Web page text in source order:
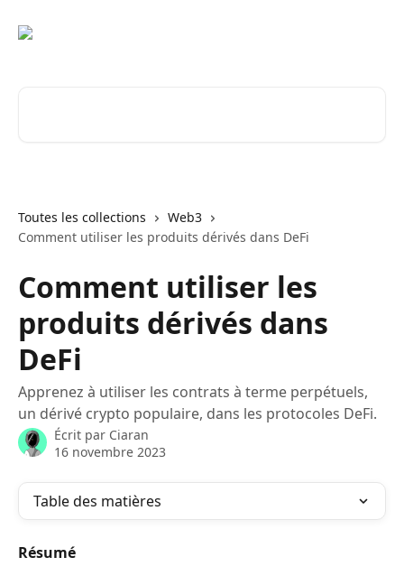
Toutes les collections
Web3
Comment utiliser les produits dérivés dans DeFi
Comment utiliser les
produits dérivés dans
DeFi
Apprenez à utiliser les contrats à terme perpétuels,
un dérivé crypto populaire, dans les protocoles DeFi.
Écrit par Ciaran
16 novembre 2023
Table des matières
Résumé